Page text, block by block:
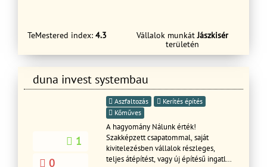
TeMestered index: 4.3 Vállalok munkátJászkisér
területén
duna invest systembau
1
0
Aszfaltozás
Kerítés építés
Kőműves
A hagyomány Nálunk érték!
Szakképzett csapatommal, saját
kivitelezésben vállalok részleges,
teljes átépítést, vagy új építésű ingatlan